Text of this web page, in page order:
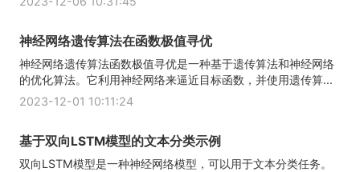
神经网络遗传算法在函数极值寻优
神经网络遗传算法函数极值寻优是一种基于遗传算法和神经网络
的优化算法。它利用神经网络来逼近目标函数，并使用遗传算...
2023-12-01 10:11:24
基于双向LSTM模型的文本分类示例
双向LSTM模型是一种神经网络模型，可以用于文本分类任务。